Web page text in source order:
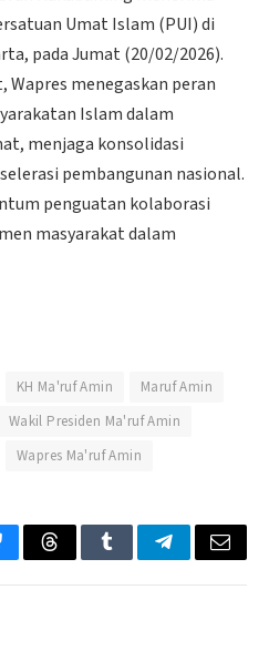
Umat Islam (PUI) di
pada Jumat (20/02/2026).
menegaskan peran
Islam dalam
menjaga konsolidasi
pembangunan nasional.
penguatan kolaborasi
masyarakat dalam
KH Ma'ruf Amin
Maruf Amin
Wakil Presiden Ma'ruf Amin
Wapres Ma'ruf Amin
ThreadsTumblrTelegramEmail